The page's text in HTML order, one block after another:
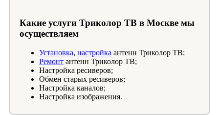
Какие услуги Триколор ТВ в Москве мы
осуществляем
Установка, настройка антенн Триколор ТВ;
Ремонт антенн Триколор ТВ;
Настройка ресиверов;
Обмен старых ресиверов;
Настройка каналов;
Настройка изображения.